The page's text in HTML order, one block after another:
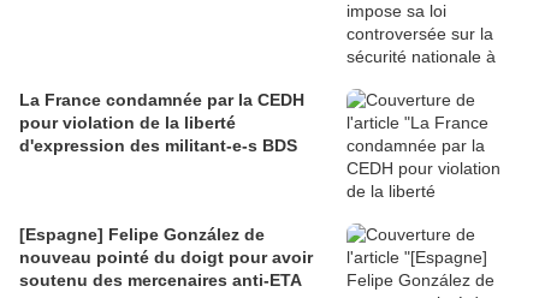
La France condamnée par la CEDH
pour violation de la liberté
d'expression des militant-e-s BDS
[Espagne] Felipe González de
nouveau pointé du doigt pour avoir
soutenu des mercenaires anti-ETA